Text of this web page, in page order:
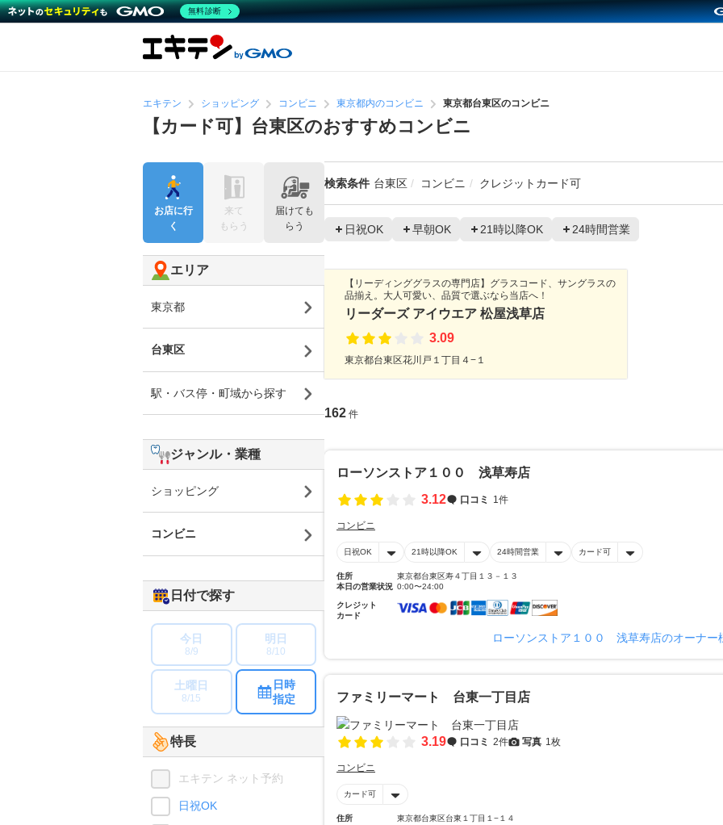
エキテン ショッピング コンビニ 東京都内のコンビニ 東京都台東区のコンビニ
【カード可】台東区のおすすめコンビニ
検索条件 台東区 コンビニ クレジットカード可
日祝OK 早朝OK 21時以降OK 24時間営業
【リーディンググラスの専門店】グラスコード、サングラスの
品揃え。大人可愛い、品質で選ぶなら当店へ！
リーダーズ アイウエア 松屋浅草店
3.09
東京都台東区花川戸１丁目４−１
162 件
ローソンストア１００ 浅草寿店
3.12
口コミ 1件
コンビニ
日祝OK 21時以降OK 24時間営業 カード可
住所
東京都台東区寿４丁目１３－１３
本日の営業状況 0:00〜24:00
クレジット
カード
ローソンストア１００ 浅草寿店のオーナー
ファミリーマート 台東一丁目店
3.19 口コミ 2件 写真 1枚
コンビニ
カード可
住所 東京都台東区台東１丁目１−１４
お店に行
く
来て
もらう
届けても
らう
エリア
東京都
台東区
駅・バス停・町域から探す
ジャンル・業種
ショッピング
コンビニ
日付で探す
今日
8/9
明日
8/10
土曜日
8/15
日時
指定
特長
エキテン ネット予約
日祝OK
無料診断